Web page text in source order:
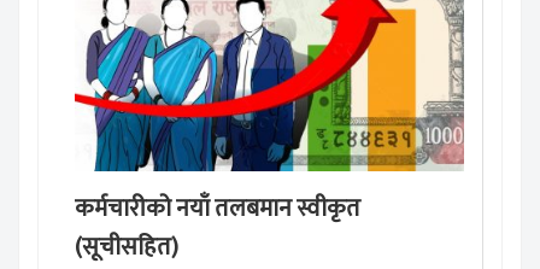
कर्मचारीको नयाँ तलबमान स्वीकृत
(सूचीसहित)